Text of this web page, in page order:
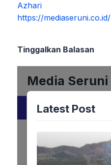
Azhari
https://mediaseruni.co.id/
Tinggalkan Balasan